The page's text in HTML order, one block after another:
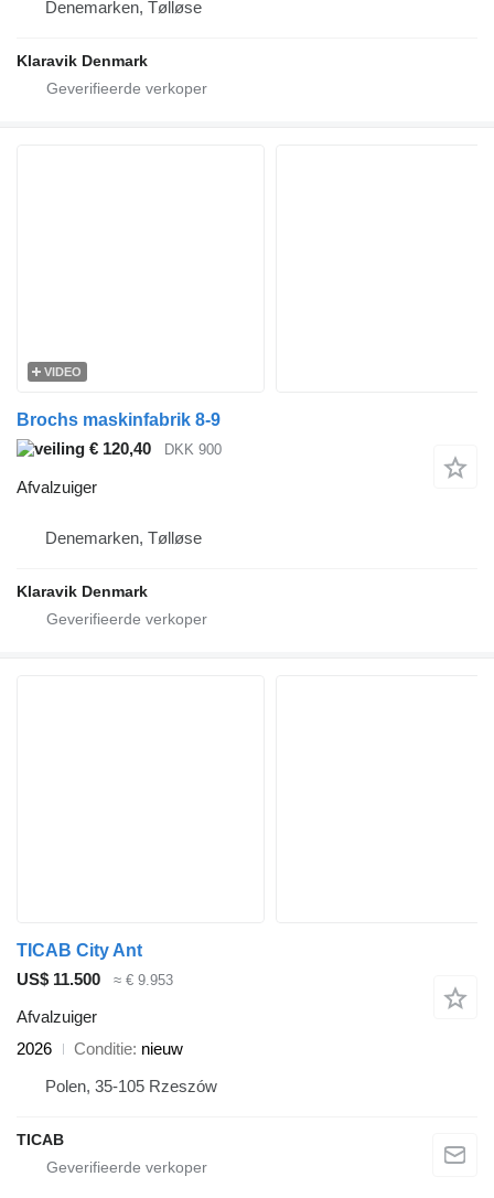
Denemarken, Tølløse
Klaravik Denmark
VIDEO
Brochs maskinfabrik 8-9
€ 120,40
DKK 900
Afvalzuiger
Denemarken, Tølløse
Klaravik Denmark
TICAB City Ant
US$ 11.500
≈ € 9.953
Afvalzuiger
2026
Conditie nieuw
Polen, 35-105 Rzeszów
TICAB